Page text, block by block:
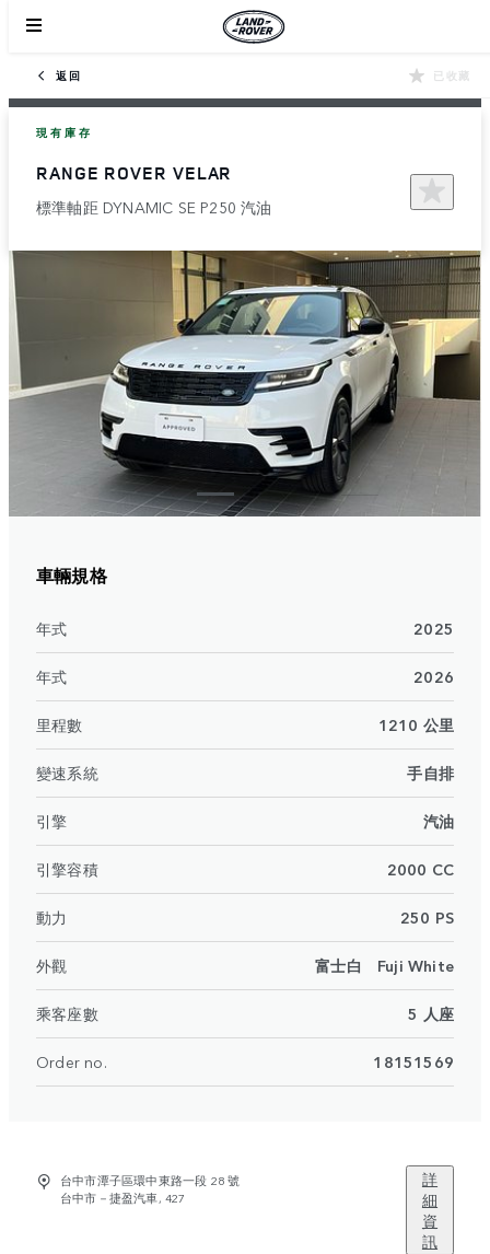
返回 已收藏
現有庫存
RANGE ROVER VELAR
標準軸距 DYNAMIC SE P250 汽油
車輛規格
年式 2025
年式 2026
里程數 1210 公里
變速系統 手自排
引擎 汽油
引擎容積 2000 CC
動力 250 PS
外觀 富士白 Fuji White
乘客座數 5 人座
Order no. 18151569
台中市潭子區環中東路一段 28 號
台中市－捷盈汽車, 427
詳
細
資
訊